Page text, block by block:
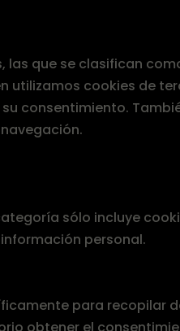
que se clasifican
utilizamos cookies de
consentimiento.
sólo incluye
personal.
para recopilar